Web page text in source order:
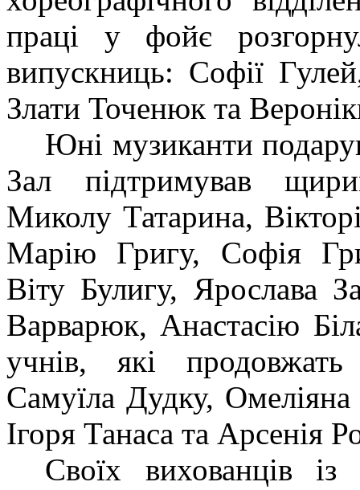
праці у фойє
випускниць: Софії
Злати Точенюк та
Юні музиканти
Зал підтримував
Миколу Татарина,
Марію Григу, Софія
Віту Булигу, Ярослава
Варварюк, Анастасію
учнів, які
Самуїла Дудку,
Ігоря Танаса та Арсенія
Своїх вихованців